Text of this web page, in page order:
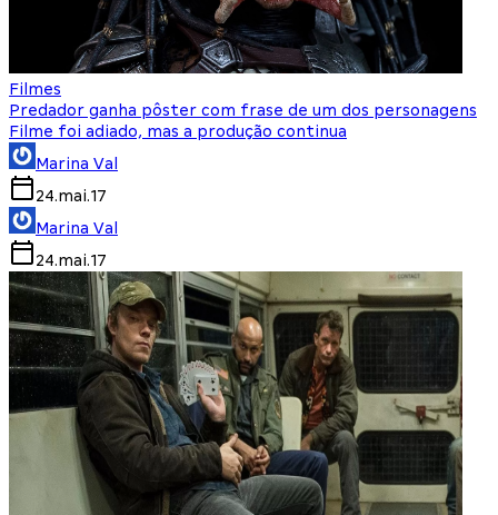
Filmes
Predador ganha pôster com frase de um dos personagens
Filme foi adiado, mas a produção continua
Marina Val
24.mai.17
Marina Val
24.mai.17